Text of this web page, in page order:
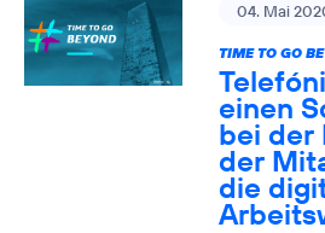
04. Mai
TIME TO GO
einen
bei der
der
die